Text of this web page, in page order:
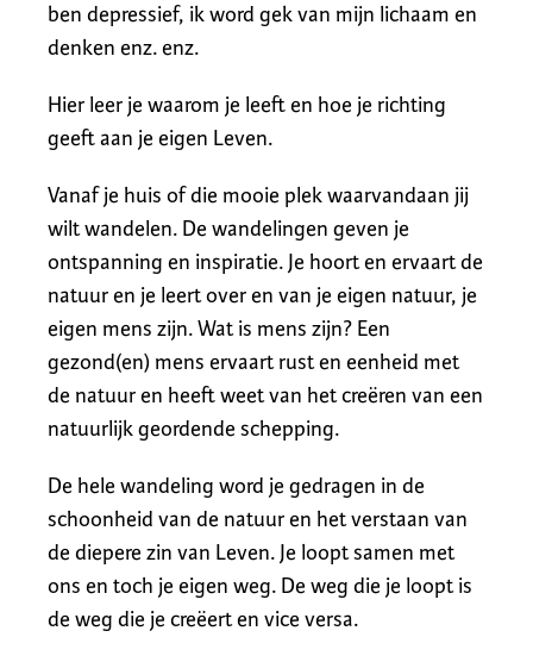
ben depressief, ik word gek van mijn lichaam en
denken enz. enz.
Hier leer je waarom je leeft en hoe je richting
geeft aan je eigen Leven.
Vanaf je huis of die mooie plek waarvandaan jij
wilt wandelen. De wandelingen geven je
ontspanning en inspiratie. Je hoort en ervaart de
natuur en je leert over en van je eigen natuur, je
eigen mens zijn. Wat is mens zijn? Een
gezond(en) mens ervaart rust en eenheid met
de natuur en heeft weet van het creëren van een
natuurlijk geordende schepping.
De hele wandeling word je gedragen in de
schoonheid van de natuur en het verstaan van
de diepere zin van Leven. Je loopt samen met
ons en toch je eigen weg. De weg die je loopt is
de weg die je creëert en vice versa.